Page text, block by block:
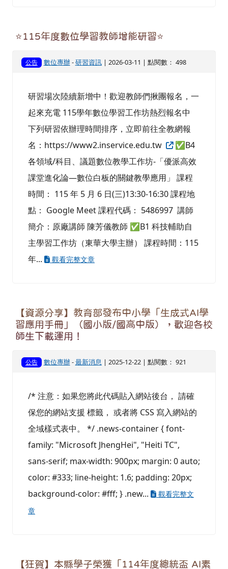
⭐115年度數位學習教師增能研習⭐
公告 數位專辦-研習資訊| 2026-03-11 | 點閱數： 498
研習場次陸續新增中！歡迎教師們揪團報名，一
起來充電 115學年數位學習工作坊熱烈報名中
下列研習依辦理時間排序，立即前往全教網報
名：https://www2.inservice.edu.tw
✅B4
各領域/科目、議題數位教學工作坊-「優派高效
課堂進化論—數位白板的關鍵教學應用」 課程
時間： 115 年 5 月 6 日(三)13:30-16:30 課程地
點： Google Meet 課程代碼： 5486997 講師
簡介：原廠講師 陳芳儀教師 ✅B1 科技輔助自
主學習工作坊（東華大學主辦） 課程時間：115
年...
觀看完整文章
【資源分享】教育部發布中小學「生成式AI學
習應用手冊」（國小版/國高中版），歡迎各校
師生下載運用！
公告 數位專辦-最新消息 | 2025-12-22 | 點閱數： 921
/* 注意：如果您將此代碼貼入網站後台， 請確
保您的網站支援 標籤， 或者將 CSS 寫入網站的
全域樣式表中。 */ .news-container { font-
family: "Microsoft JhengHei", "Heiti TC",
sans-serif; max-width: 900px; margin: 0 auto;
color: #333; line-height: 1.6; padding: 20px;
background-color: #fff; } .new...
觀看完整文
章
【狂賀】本縣學子榮獲「114年度總統盃 AI素